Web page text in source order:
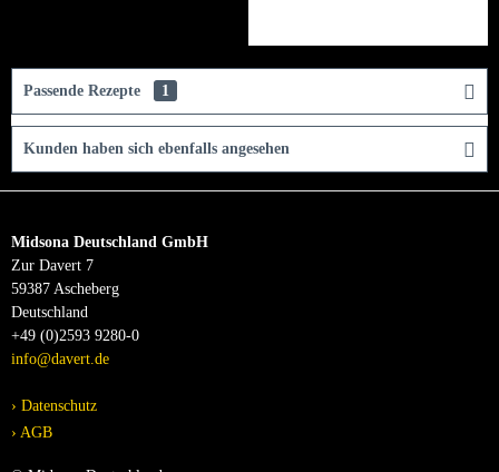
Passende Rezepte 1
Kunden haben sich ebenfalls angesehen
Midsona Deutschland GmbH
Zur Davert 7
59387 Ascheberg
Deutschland
+49 (0)2593 9280-0
info@davert.de
Datenschutz
AGB